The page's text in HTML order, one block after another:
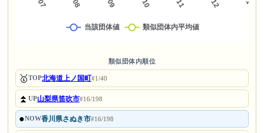
類似団体内順位
🥇TOP北海道上ノ国町#1/40
⏫UP山梨県笛吹市#16/198
●NOW香川県さぬき市#16/198